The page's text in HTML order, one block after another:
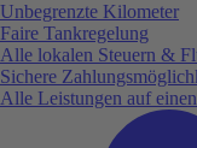
Unbegrenzte Kilometer
Faire Tankregelung
Alle lokalen Steuern &
Sichere
Alle Leistungen auf